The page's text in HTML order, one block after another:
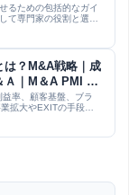
るための包括的なガイ
て専門家の役割と選び
は？M&A戦略｜成
Ａ｜M＆A PMI コ
率、顧客基盤、ブラ
拡大やEXITの手段だ